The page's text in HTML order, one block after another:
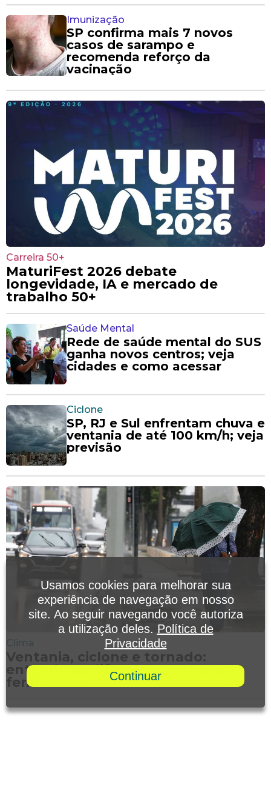
Imunização
SP confirma mais 7 novos
casos de sarampo e
recomenda reforço da
vacinação
Carreira 50+
MaturiFest 2026 debate
longevidade, IA e mercado de
trabalho 50+
Saúde Mental
Rede de saúde mental do SUS
ganha novos centros; veja
cidades e como acessar
Ciclone
SP, RJ e Sul enfrentam chuva e
ventania de até 100 km/h; veja
previsão
Clima
Ventania, ciclone e tornado:
entenda as diferenças entre os
fenômenos
Usamos cookies para melhorar sua
experiência de navegação em nosso
site. Ao seguir navegando você autoriza
a utilização deles. Política de
Privacidade
Continuar